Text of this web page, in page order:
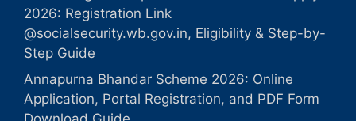
2026: Registration Link
@socialsecurity.wb.gov.in, Eligibility & Step-by-
Step Guide
Annapurna Bhandar Scheme 2026: Online
Application, Portal Registration, and PDF Form